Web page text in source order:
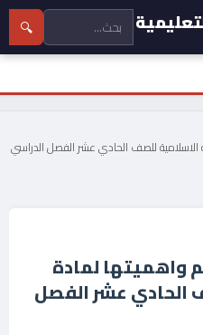
🔍
الاسلامية للصف الحادي عشر الفصل الدراسي
لمادة
الحادي عشر الفصل